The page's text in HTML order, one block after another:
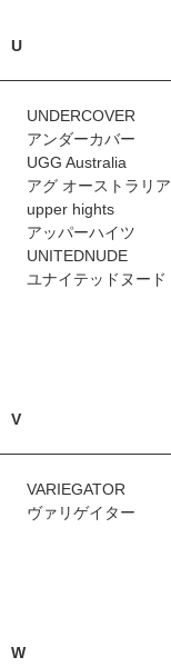
U
UNDERCOVER
アンダーカバー
UGG Australia
アグ オーストラリア
upper hights
アッパーハイツ
UNITEDNUDE
ユナイテッドヌード
V
VARIEGATOR
ヴァリゲイター
W